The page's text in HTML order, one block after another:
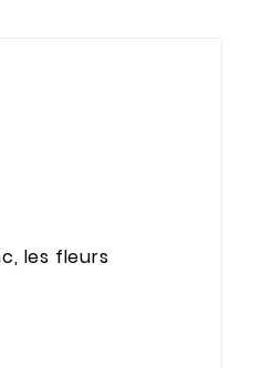
les fleurs